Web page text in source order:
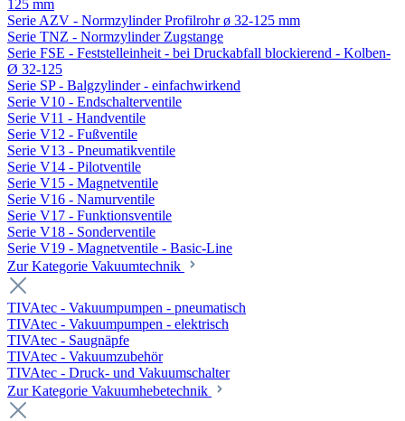
125 mm
Serie AZV - Normzylinder Profilrohr ø 32-125 mm
Serie TNZ - Normzylinder Zugstange
Serie FSE - Feststelleinheit - bei Druckabfall blockierend - Kolben-
Ø 32-125
Serie SP - Balgzylinder - einfachwirkend
Serie V10 - Endschalterventile
Serie V11 - Handventile
Serie V12 - Fußventile
Serie V13 - Pneumatikventile
Serie V14 - Pilotventile
Serie V15 - Magnetventile
Serie V16 - Namurventile
Serie V17 - Funktionsventile
Serie V18 - Sonderventile
Serie V19 - Magnetventile - Basic-Line
Zur Kategorie Vakuumtechnik
TIVAtec - Vakuumpumpen - pneumatisch
TIVAtec - Vakuumpumpen - elektrisch
TIVAtec - Saugnäpfe
TIVAtec - Vakuumzubehör
TIVAtec - Druck- und Vakuumschalter
Zur Kategorie Vakuumhebetechnik